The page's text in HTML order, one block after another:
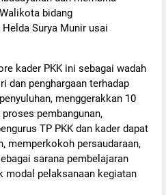
bidang
Surya Munir usai
kader PKK ini sebagai wadah
dan penghargaan terhadap
menggerakkan 10
pembangunan,
TP PKK dan kader dapat
memperkokoh persaudaraan,
sarana pembelajaran
modal pelaksanaan kegiatan